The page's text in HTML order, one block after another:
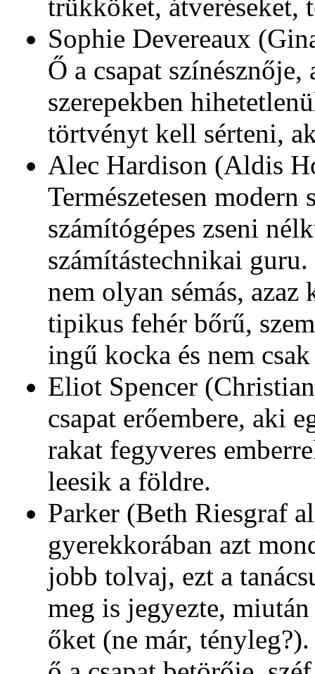
trükköket, átveréseket,
Sophie Devereaux
Ő a csapat
szerepekben
törtvényt kell sérteni,
Alec Hardison (Aldis
Természetesen modern
számítógépes zseni
számítástechnikai guru.
nem olyan sémás, azaz
tipikus fehér bőrű,
ingű kocka és nem
Eliot Spencer
csapat erőembere, aki
rakat fegyveres
leesik a földre.
Parker (Beth Riesgraf
gyerekkorában azt
jobb tolvaj, ezt a
meg is jegyezte,
őket (ne már,